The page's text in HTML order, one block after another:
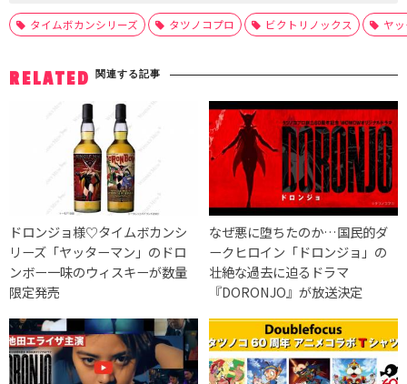
タイムボカンシリーズ タツノコプロ ビクトリノックス ヤ
RELATED 関連する記事
ドロンジョ様♡タイムボカンシ
リーズ「ヤッターマン」のドロ
ンボー一味のウィスキーが数量
限定発売
なぜ悪に堕ちたのか…国民的ダ
ークヒロイン「ドロンジョ」の
壮絶な過去に迫るドラマ
『DORONJO』が放送決定